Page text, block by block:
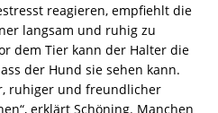
reagieren, empfiehlt die
langsam und ruhig zu
dem Tier kann der Halter die
der Hund sie sehen kann.
ruhiger und freundlicher
erklärt Schöning. Manchen